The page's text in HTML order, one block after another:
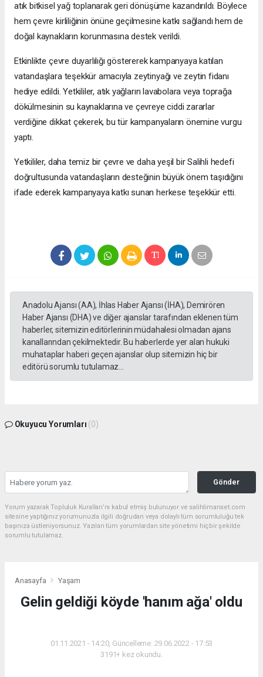
atık bitkisel yağ toplanarak geri dönüşüme kazandırıldı. Böylece
hem çevre kirliliğinin önüne geçilmesine katkı sağlandı hem de
doğal kaynakların korunmasına destek verildi.
Etkinlikte çevre duyarlılığı göstererek kampanyaya katılan
vatandaşlara teşekkür amacıyla zeytinyağı ve zeytin fidanı
hediye edildi. Yetkililer, atık yağların lavabolara veya toprağa
dökülmesinin su kaynaklarına ve çevreye ciddi zararlar
verdiğine dikkat çekerek, bu tür kampanyaların önemine vurgu
yaptı.
Yetkililer, daha temiz bir çevre ve daha yeşil bir Salihli hedefi
doğrultusunda vatandaşların desteğinin büyük önem taşıdığını
ifade ederek kampanyaya katkı sunan herkese teşekkür etti.
Anadolu Ajansı (AA), İhlas Haber Ajansı (İHA), Demirören
Haber Ajansı (DHA) ve diğer ajanslar tarafından eklenen tüm
haberler, sitemizin editörlerinin müdahalesi olmadan ajans
kanallarından çekilmektedir. Bu haberlerde yer alan hukuki
muhataplar haberi geçen ajanslar olup sitemizin hiç bir
editörü sorumlu tutulamaz...
Okuyucu Yorumları (0)
Gönder
Yorum yazarak Topluluk Kuralları’nı kabul etmiş bulunuyor ve salihlimanset.com
sitesine yaptığınız yorumunuzla ilgili doğrudan veya dolaylı tüm sorumluluğu tek
başınıza üstleniyorsunuz. Yazılan tüm yorumlardan site yönetimi hiçbir şekilde
sorumlu tutulamaz.
Anasayfa Yaşam
Gelin geldiği köyde 'hanım ağa' oldu
01.11.2021 - 14:20, Güncelleme: 29.06.2022 - 17:53
3191+ kez okundu.